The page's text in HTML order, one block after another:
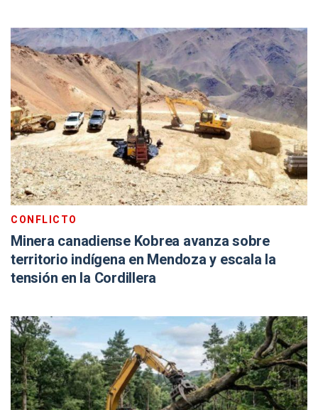
CONFLICTO
Minera canadiense Kobrea avanza sobre
territorio indígena en Mendoza y escala la
tensión en la Cordillera